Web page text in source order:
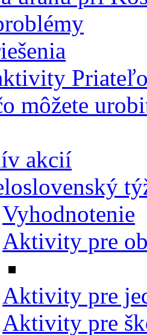
môžete
akcií
Vyhodnotenie
Aktivity pre
Aktivity pre
Aktivity pre